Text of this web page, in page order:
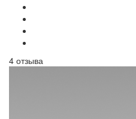
4 отзыва